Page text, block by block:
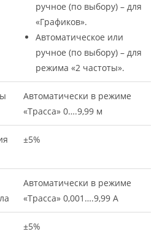
ручное (по выбору) – для
«Графиков».
Автоматическое или
ручное (по выбору) – для
режима «2 частоты».
Автоматически в режиме
«Трасса» 0….9,99 м
±5%
Автоматически в режиме
«Трасса» 0,001….9,99 А
±5%